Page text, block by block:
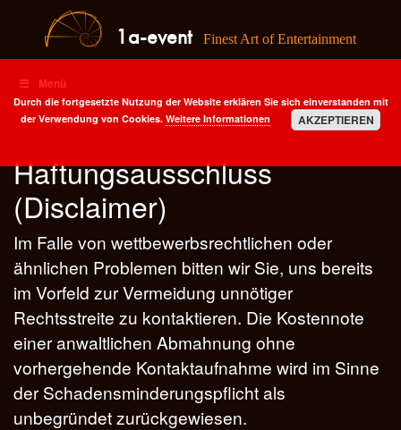
1a-event Finest Art of Entertainment
Menü
Haftungsausschluss
(Disclaimer)
Im Falle von wettbewerbsrechtlichen oder
ähnlichen Problemen bitten wir Sie, uns bereits
im Vorfeld zur Vermeidung unnötiger
Rechtsstreite zu kontaktieren. Die Kostennote
einer anwaltlichen Abmahnung ohne
vorhergehende Kontaktaufnahme wird im Sinne
der Schadensminderungspflicht als
unbegründet zurückgewiesen.
Durch die fortgesetzte Nutzung der Website erklären Sie sich einverstanden mit
der Verwendung von Cookies. Weitere Informationen AKZEPTIEREN